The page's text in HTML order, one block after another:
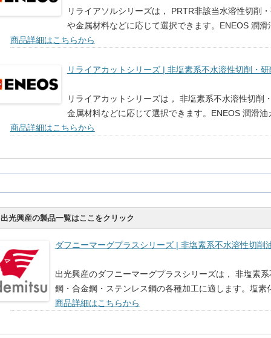
リライアソルシリーズは， PRTR非該当水溶性切削
や金属材料などに応じて選択できます。ENEOS 潤
商品詳細はこちらから
リライアカットシリーズ | 非塩素系不水溶性切削・
リライアカットシリーズは， 非塩素系不水溶性切削
金属材料などに応じて選択できます。ENEOS 潤滑
商品詳細はこちらから
出光興産の製品一覧はここをクリック
ダフニーマーグプラスシリーズ | 非塩素系不水溶性切削
出光興産のダフニーマーグプラスシリーズは， 非塩素
鋼・合金鋼・ステンレス鋼の各種加工に適します。塩
商品詳細はこちらから